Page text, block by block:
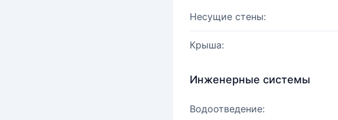
Несущие стены:
Крыша:
Инженерные системы
Водоотведение: